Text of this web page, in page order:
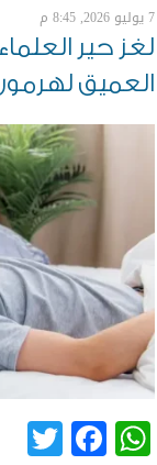
7 يوليو 2026, 8:45 م
لغز حير
العميق